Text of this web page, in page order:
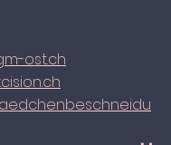
ost.ch